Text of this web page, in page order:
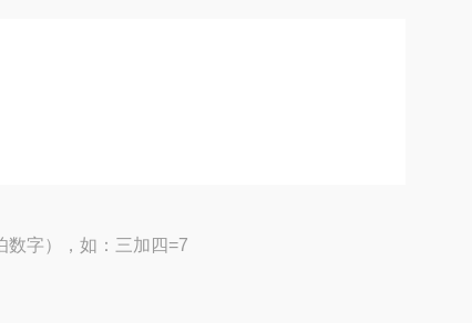
数字），如：三加四=7